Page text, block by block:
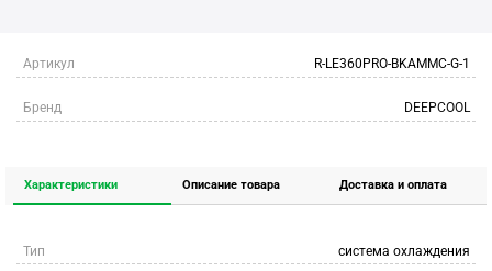
Артикул R-LE360PRO-BKAMMC-G-1
Бренд DEEPCOOL
Характеристики Описание товара Доставка и оплата
Тип система охлаждения